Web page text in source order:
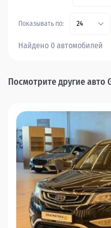
Показывать по: 24
Найдено 0 автомобилей
Посмотрите другие авто